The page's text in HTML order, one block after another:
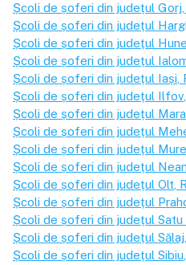
Școli de șoferi din județul Gorj
Școli de șoferi din județul
Școli de șoferi din județul
Școli de șoferi din județul
Școli de șoferi din județul Iași
Școli de șoferi din județul Ilfov
Școli de șoferi din județul
Școli de șoferi din județul
Școli de șoferi din județul
Școli de șoferi din județul
Școli de șoferi din județul Olt ,
Școli de șoferi din județul
Școli de șoferi din județul Satu
Școli de șoferi din județul Sălaj
Școli de șoferi din județul Sibiu